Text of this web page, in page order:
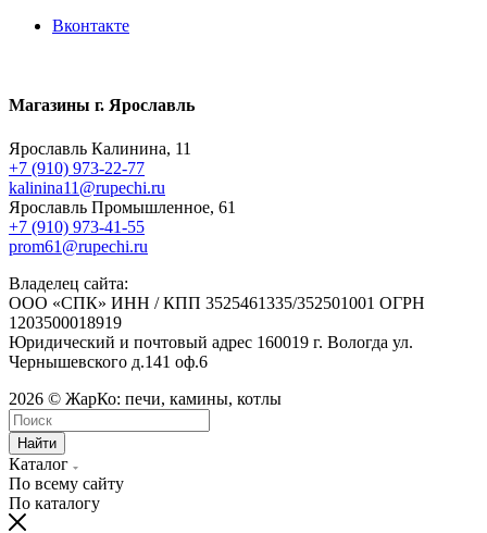
Вконтакте
Магазины г. Ярославль
Ярославль Калинина, 11
+7 (910) 973-22-77
kalinina11@rupechi.ru
Ярославль Промышленное, 61
+7 (910) 973-41-55
prom61@rupechi.ru
Владелец сайта:
ООО «СПК» ИНН / КПП 3525461335/352501001 ОГРН
1203500018919
Юридический и почтовый адрес 160019 г. Вологда ул.
Чернышевского д.141 оф.6
2026 © ЖарКо: печи, камины, котлы
Найти
Каталог
По всему сайту
По каталогу